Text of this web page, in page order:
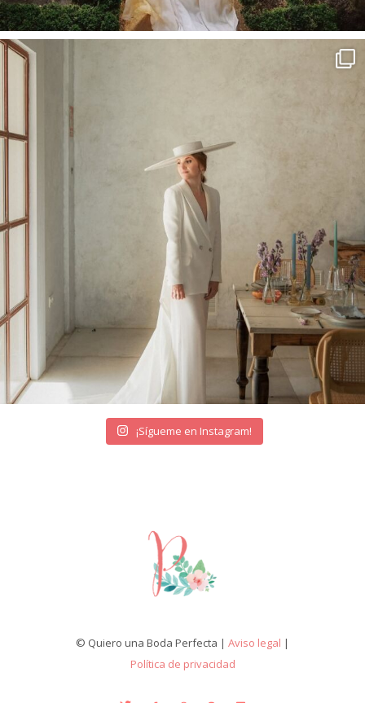
¡Sígueme en Instagram!
© Quiero una Boda Perfecta | Aviso legal |
Política de privacidad